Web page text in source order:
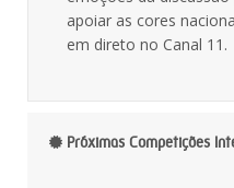
apoiar as cores
em direto no Canal 11.
Próximas Competições